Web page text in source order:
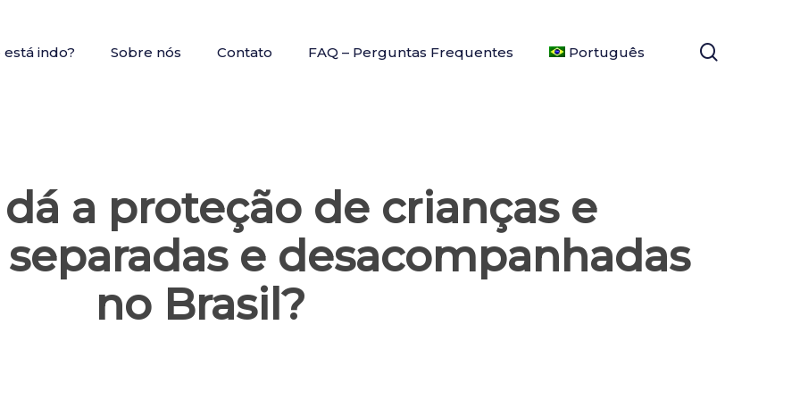
indo? Sobre nós Contato FAQ – Perguntas Frequentes Português
a proteção de crianças e
e desacompanhadas
no Brasil?